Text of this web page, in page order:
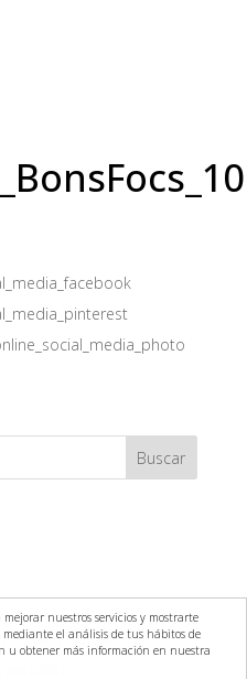
de Cookies
nuestros servicios y mostrarte
el análisis de tus hábitos de
u obtener más información en nuestra